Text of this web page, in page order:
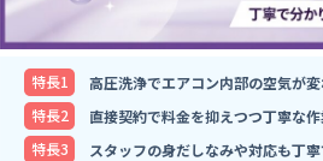
特⻑1
高圧洗浄でエアコン内部の空気が
特⻑2
直接契約で料金を抑えつつ丁寧な
特⻑3
スタッフの身だしなみや対応も丁